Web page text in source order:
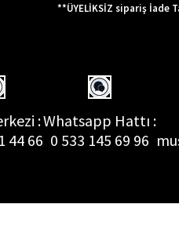
**ÜYELİKSİZ sipariş İade
:
44 66
Whatsapp Hattı :
0 533 145 69 96